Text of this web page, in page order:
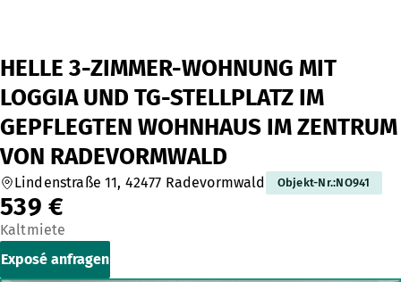
HELLE 3-ZIMMER-WOHNUNG MIT
LOGGIA UND TG-STELLPLATZ IM
GEPFLEGTEN WOHNHAUS IM ZENTRUM
VON RADEVORMWALD
Lindenstraße 11, 42477 Radevormwald Objekt-Nr.:NO941
539 €
Kaltmiete
Exposé anfragen